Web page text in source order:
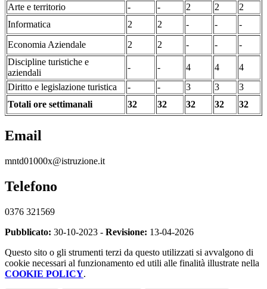
Arte e territorio
- - 2 2
2
Informatica
2 2 - -
-
Economia Aziendale
2 2 - -
-
Discipline turistiche e
aziendali
- - 4 4
4
Diritto e legislazione turistica
- - 3 3
3
Totali ore settimanali
32 32 32 32 32
Email
mntd01000x@istruzione.it
Telefono
0376 321569
Pubblicato: 30-10-2023 - Revisione: 13-04-2026
Questo sito o gli strumenti terzi da questo utilizzati si avvalgono di
cookie necessari al funzionamento ed utili alle finalità illustrate nella
COOKIE POLICY.